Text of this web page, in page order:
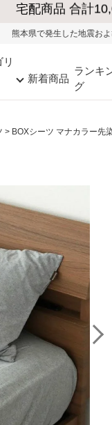
盆期間中の物流混雑の影響
新着商品
ランキ
グ
BOXシーツ マナカラー先